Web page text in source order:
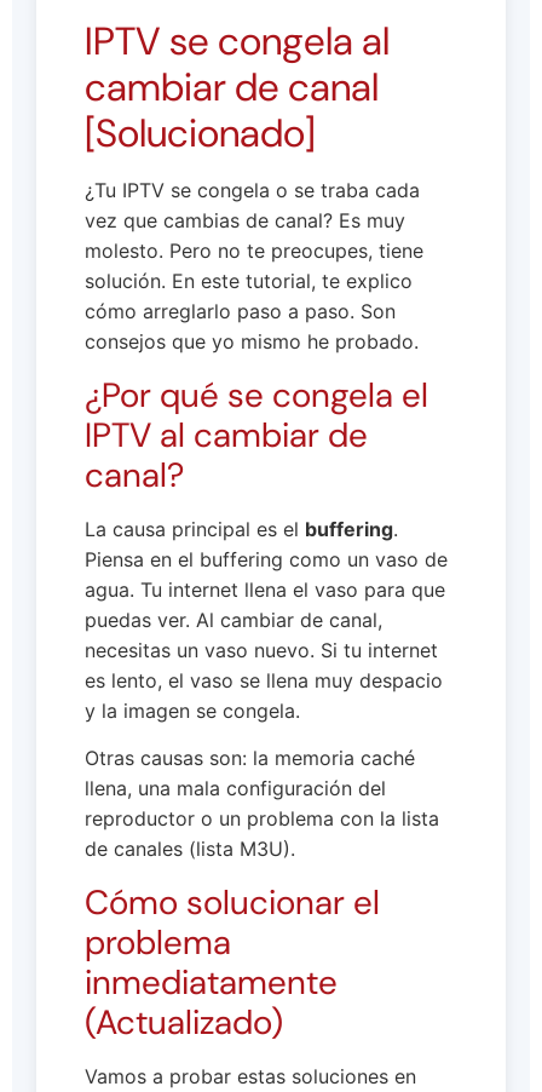
IPTV se congela al
cambiar de canal
[Solucionado]
¿Tu IPTV se congela o se traba cada
vez que cambias de canal? Es muy
molesto. Pero no te preocupes, tiene
solución. En este tutorial, te explico
cómo arreglarlo paso a paso. Son
consejos que yo mismo he probado.
¿Por qué se congela el
IPTV al cambiar de
canal?
La causa principal es el buffering.
Piensa en el buffering como un vaso de
agua. Tu internet llena el vaso para que
puedas ver. Al cambiar de canal,
necesitas un vaso nuevo. Si tu internet
es lento, el vaso se llena muy despacio
y la imagen se congela.
Otras causas son: la memoria caché
llena, una mala configuración del
reproductor o un problema con la lista
de canales (lista M3U).
Cómo solucionar el
problema
inmediatamente
(Actualizado)
Vamos a probar estas soluciones en